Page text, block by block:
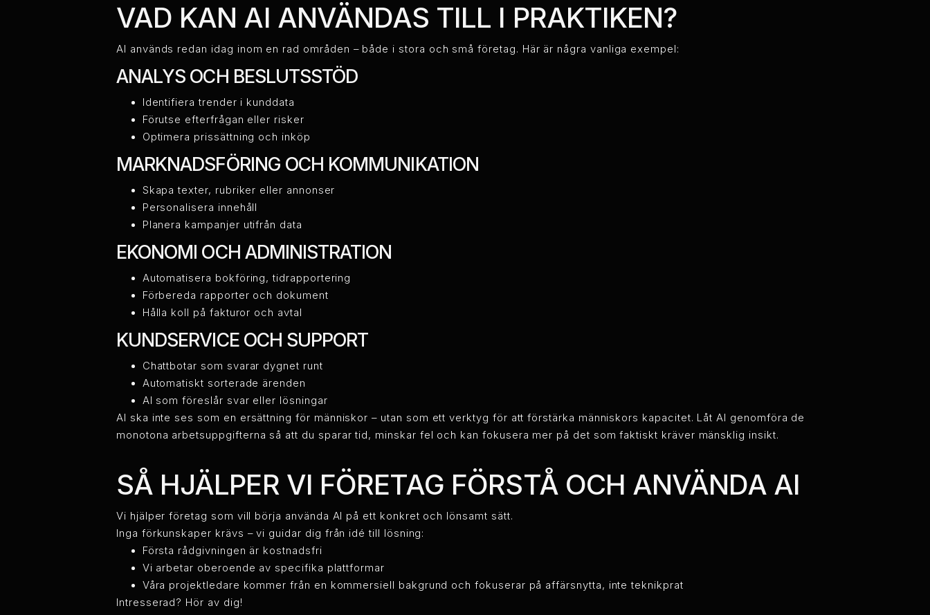
VAD KAN AI ANVÄNDAS TILL I PRAKTIKEN?
AI används redan idag inom en rad områden – både i stora och små företag. Här är några vanliga exempel:
ANALYS OCH BESLUTSSTÖD
Identifiera trender i kunddata
Förutse efterfrågan eller risker
Optimera prissättning och inköp
MARKNADSFÖRING OCH KOMMUNIKATION
Skapa texter, rubriker eller annonser
Personalisera innehåll
Planera kampanjer utifrån data
EKONOMI OCH ADMINISTRATION
Automatisera bokföring, tidrapportering
Förbereda rapporter och dokument
Hålla koll på fakturor och avtal
KUNDSERVICE OCH SUPPORT
Chattbotar som svarar dygnet runt
Automatiskt sorterade ärenden
AI som föreslår svar eller lösningar
AI ska inte ses som en ersättning för människor – utan som ett verktyg för att förstärka människors kapacitet. Låt AI genomföra de
monotona arbetsuppgifterna så att du sparar tid, minskar fel och kan fokusera mer på det som faktiskt kräver mänsklig insikt.
SÅ HJÄLPER VI FÖRETAG FÖRSTÅ OCH ANVÄNDA AI
Vi hjälper företag som vill börja använda AI på ett konkret och lönsamt sätt.
Inga förkunskaper krävs – vi guidar dig från idé till lösning:
Första rådgivningen är kostnadsfri
Vi arbetar oberoende av specifika plattformar
Våra projektledare kommer från en kommersiell bakgrund och fokuserar på affärsnytta, inte teknikprat
Intresserad? Hör av dig!